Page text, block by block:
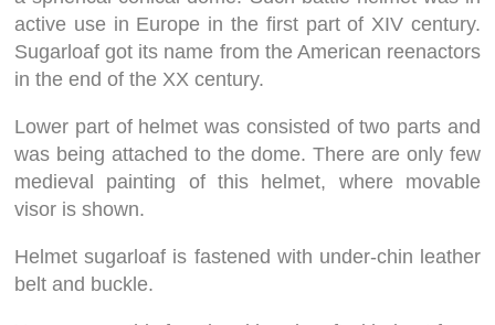
active use in Europe in the first part of XIV century.
Sugarloaf got its name from the American reenactors
in the end of the XX century.
Lower part of helmet was consisted of two parts and
was being attached to the dome. There are only few
medieval painting of this helmet, where movable
visor is shown.
Helmet sugarloaf is fastened with under-chin leather
belt and buckle.